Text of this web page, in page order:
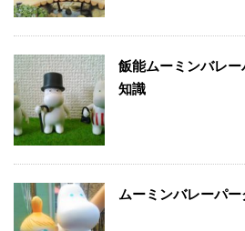
飯能ムーミンバレ
知識
ムーミンバレーパー